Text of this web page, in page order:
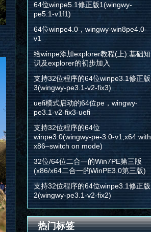
64位winpe5.1修正版1(wingwy-
pe5.1-v1f1)
64位winpe4.0，wingwy-win8pe4.0-
v1
给winpe添加explorer教程(上):基础知
识及explorer的初步加入
支持32位程序的64位winpe3.1修正版
3(wingwy-pe3.1-v2-fix3)
uefi模式启动的64位pe，wingwy-
pe3.1-v2-fix3-uefi
支持32位程序的64位
winpe3.0(wingwy-pe-3.0-v1,x64 with
x86–switch on mode)
32位/64位二合一的Win7PE第三版
(x86/x64二合一的WinPE3.0第三版)
支持32位程序的64位winpe3.1修正版
2(wingwy-pe3.1-v2-fix2)
热门标签